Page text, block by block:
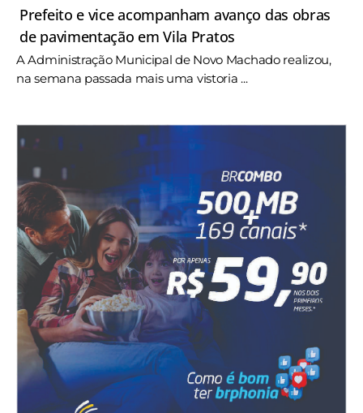
Prefeito e vice acompanham avanço das obras
de pavimentação em Vila Pratos
A Administração Municipal de Novo Machado realizou,
na semana passada mais uma vistoria ...